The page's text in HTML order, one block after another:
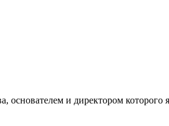
основателем и директором которого